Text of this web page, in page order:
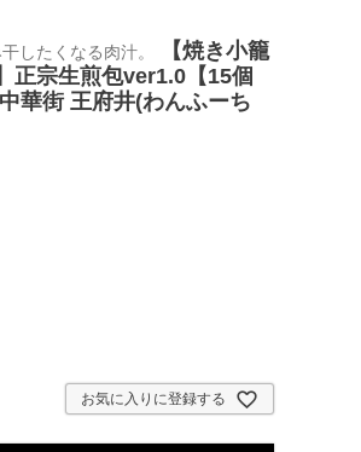
したくなる肉汁。
【焼き小籠
正宗生煎包ver1.0【15個
華街 王府井(わんふーち
お気に入りに登録する